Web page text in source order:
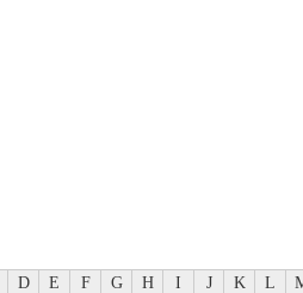
D E F G H I J K L